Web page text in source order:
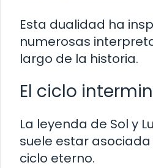
Esta dualidad ha
numerosas
largo de la historia.
El ciclo
La leyenda de Sol y
suele estar
ciclo eterno.